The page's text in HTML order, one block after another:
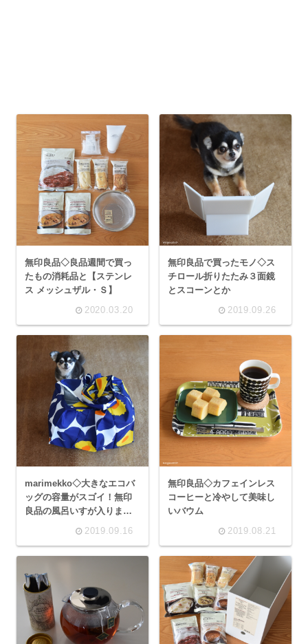
無印良品◇良品週間で買っ
たもの消耗品と【ステンレ
ス メッシュザル・Ｓ】
2020.03.20
無印良品で買ったモノ◇ス
チロール折りたたみ３面鏡
とスコーンとか
2019.09.26
marimekko◇大きなエコバ
ッグの容量がスゴイ！無印
良品の風呂いすが入りまし
2019.09.16
無印良品◇カフェインレス
コーヒーと冷やして美味し
いバウム
2019.08.21